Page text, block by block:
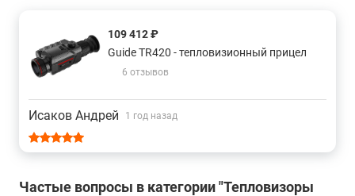
109 412 ₽
Guide TR420 - тепловизионный прицел
6 отзывов
Исаков Андрей 1 год назад
Частые вопросы в категории "Тепловизоры